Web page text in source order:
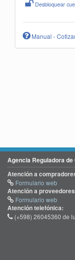
Desbloquear
Manual -
Agencia Reguladora
Atención a
Formulario web
Atención a
Formulario web
Atención telefónica:
(+598) 26045360 de